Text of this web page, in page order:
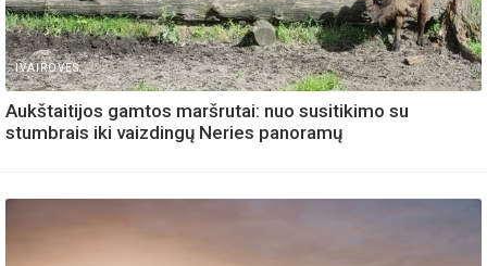
IVAIROVES
Aukštaitijos gamtos maršrutai: nuo susitikimo su
stumbrais iki vaizdingų Neries panoramų